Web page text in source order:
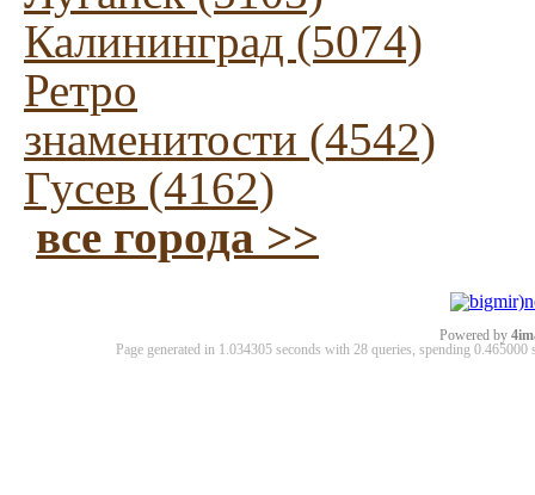
Калининград (5074)
Ретро
знаменитости (4542)
Гусев (4162)
все города >>
Powered by
Page generated in 1.034305 seconds with 28 queries, spending